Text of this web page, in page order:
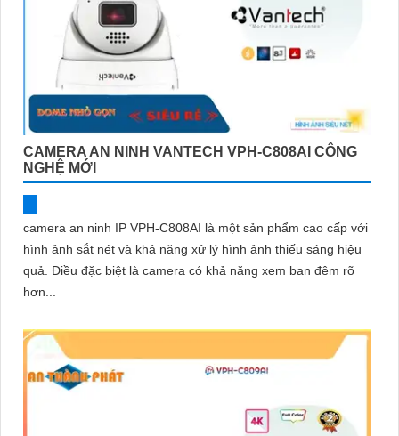
CAMERA AN NINH VANTECH VPH-C808AI CÔNG
NGHỆ MỚI
camera an ninh IP VPH-C808AI là một sản phẩm cao cấp với
hình ảnh sắt nét và khả năng xử lý hình ảnh thiếu sáng hiệu
quả. Điều đặc biệt là camera có khả năng xem ban đêm rõ
hơn...